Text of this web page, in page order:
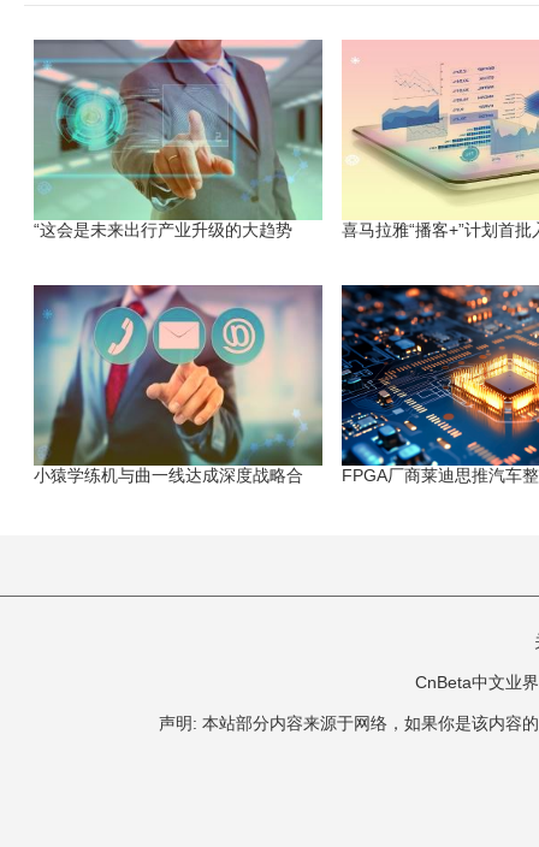
“这会是未来出行产业升级的大趋势 喜马拉雅“播客+”计划首批
小猿学练机与曲一线达成深度战略合 FPGA厂商莱迪思推汽车
CnBeta中文业
声明: 本站部分内容来源于网络，如果你是该内容